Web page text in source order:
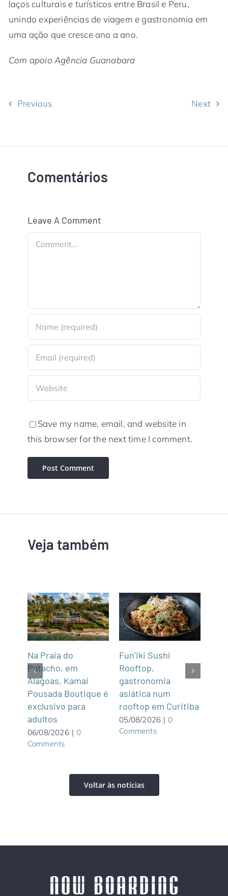
laços culturais e turísticos entre Brasil e Peru,
unindo experiências de viagem e gastronomia em
uma ação que cresce ano a ano.
Com apoio Agência Guanabara
Previous Next
Comentários
Leave A Comment
Comment
Save my name, email, and website in
this browser for the next time I comment.
Veja também
Na Praia do
Patacho, em
Alagoas, Kamai
Pousada Boutique é
exclusivo para
adultos
06/08/2026 | 0
Comments
Fun’iki Sushi
Rooftop,
gastronomia
asiática num
rooftop em Curitiba
05/08/2026 | 0
Comments
Voltar às notícias